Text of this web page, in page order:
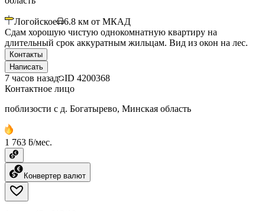
Логойское 6.8 км от МКАД
Сдам хорошую чистую однокомнатную квартиру на
длительный срок аккуратным жильцам. Вид из окон на лес.
Контакты
Написать
7 часов назад ID 4200368
Контактное лицо
поблизости с д. Богатырево, Минская область
1 763 ƃ/мес.
Конвертер валют